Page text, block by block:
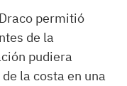
permitió
de la
pudiera
la costa en una